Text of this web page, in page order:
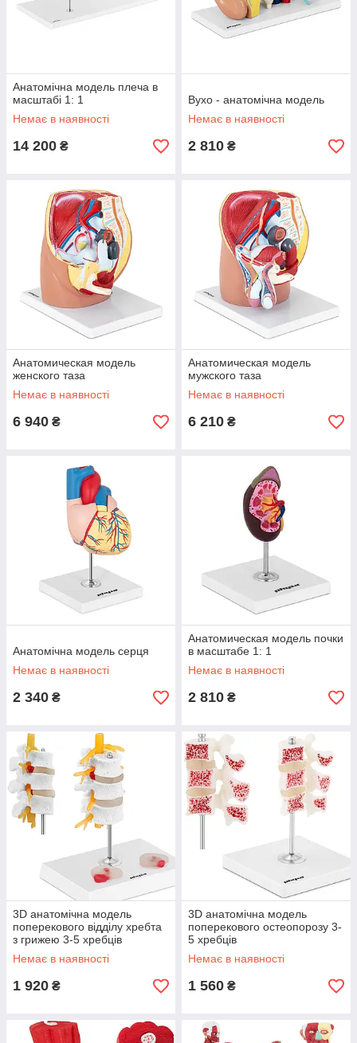
Анатомічна модель плеча в
масштабі 1: 1
Немає в наявності
14 200 ₴
Вухо - анатомічна модель
Немає в наявності
2 810 ₴
Анатомическая модель
женского таза
Немає в наявності
6 940 ₴
Анатомическая модель
мужского таза
Немає в наявності
6 210 ₴
Анатомічна модель серця
Немає в наявності
2 340 ₴
Анатомическая модель почки
в масштабе 1: 1
Немає в наявності
2 810 ₴
3D анатомічна модель
поперекового відділу хребта
з грижею 3-5 хребців
Немає в наявності
1 920 ₴
3D анатомічна модель
поперекового остеопорозу 3-
5 хребців
Немає в наявності
1 560 ₴